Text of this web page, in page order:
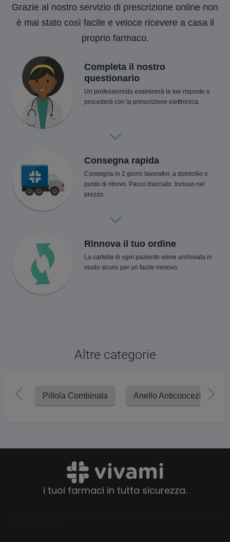
Grazie al nostro servizio di prescrizione online non
è mai stato così facile e veloce ricevere a casa il
proprio farmaco.
Completa il nostro
questionario
Un professionista esaminerà le tue risposte e
procederà con la prescrizione elettronica.
Consegna rapida
Consegna in 2 giorni lavorativi, a domicilio o
punto di ritrovo. Pacco tracciato. Incluso nel
prezzo.
Rinnova il tuo ordine
La cartella di ogni paziente viene archiviata in
modo sicuro per un facile rinnovo.
Altre categorie
Pillola Combinata Anello Anticoncezionale
i tuoi farmaci in tutta sicurezza.